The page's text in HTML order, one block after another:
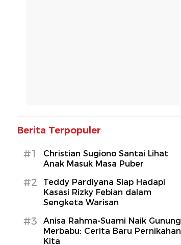
Berita Terpopuler
#1
Christian Sugiono Santai Lihat
Anak Masuk Masa Puber
#2
Teddy Pardiyana Siap Hadapi
Kasasi Rizky Febian dalam
Sengketa Warisan
#3
Anisa Rahma-Suami Naik Gunung
Merbabu: Cerita Baru Pernikahan
Kita